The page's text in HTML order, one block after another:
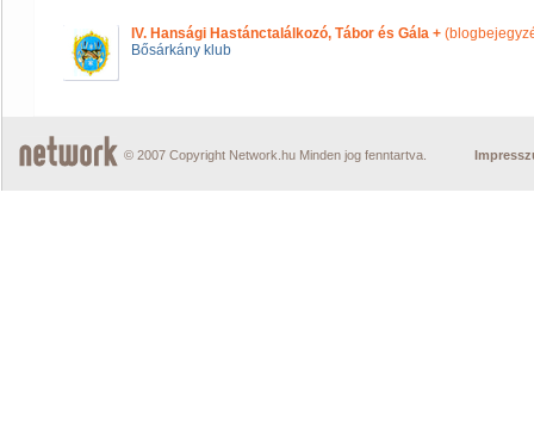
IV. Hansági Hastánctalálkozó, Tábor és Gála +
Bősárkány klub
© 2007 Copyright Network.hu Minden jog fenntartva.